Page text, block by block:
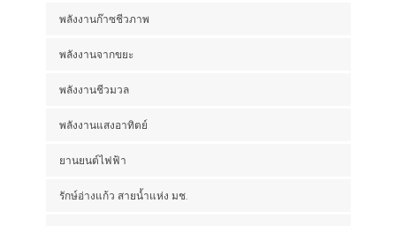
พลังงานก๊าซชีวภาพ
พลังงานจากขยะ
พลังงานชีวมวล
พลังงานแสงอาทิตย์
ยานยนต์ไฟฟ้า
รักษ์อ่างแก้ว สายน้ำแห่ง มช.